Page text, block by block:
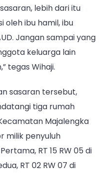
lebih dari itu
oleh ibu hamil, ibu
Jangan sampai yang
keluarga lain
tegas Wihaji.
sasaran tersebut,
tiga rumah
Majalengka
milik penyuluh
RT 15 RW 05 di
RT 02 RW 07 di